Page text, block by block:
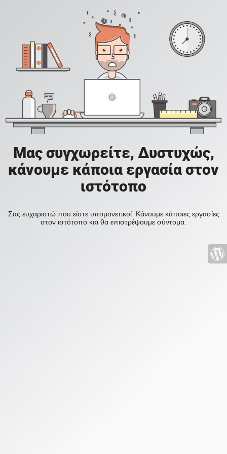
Μας συγχωρείτε, Δυστυχώς,
κάνουμε κάποια εργασία στον
ιστότοπο
Σας ευχαριστώ που είστε υπομονετικοί. Κάνουμε κάποιες εργασίες
στον ιστότοπο και θα επιστρέψουμε σύντομα.